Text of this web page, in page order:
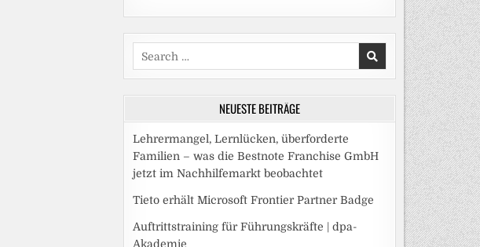
Search
for:
NEUESTE BEITRÄGE
Lehrermangel, Lernlücken, überforderte
Familien – was die Bestnote Franchise GmbH
jetzt im Nachhilfemarkt beobachtet
Tieto erhält Microsoft Frontier Partner Badge
Auftrittstraining für Führungskräfte | dpa-
Akademie